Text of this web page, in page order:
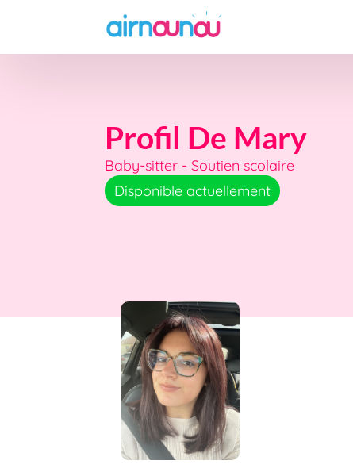
Profil De Mary
Baby-sitter - Soutien scolaire
Disponible actuellement